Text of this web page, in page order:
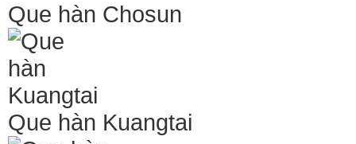
Que hàn Chosun
Que hàn Kuangtai